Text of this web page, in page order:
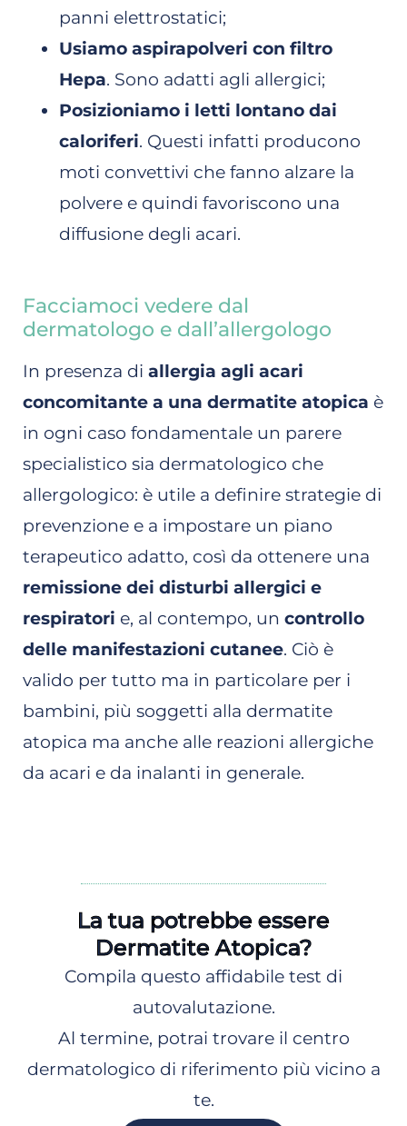
panni elettrostatici;
Usiamo aspirapolveri con filtro
Hepa. Sono adatti agli allergici;
Posizioniamo i letti lontano dai
caloriferi. Questi infatti producono
moti convettivi che fanno alzare la
polvere e quindi favoriscono una
diffusione degli acari.
Facciamoci vedere dal
dermatologo e dall’allergologo
In presenza di allergia agli acari
concomitante a una dermatite atopica è
in ogni caso fondamentale un parere
specialistico sia dermatologico che
allergologico: è utile a definire strategie di
prevenzione e a impostare un piano
terapeutico adatto, così da ottenere una
remissione dei disturbi allergici e
respiratori e, al contempo, un controllo
delle manifestazioni cutanee. Ciò è
valido per tutto ma in particolare per i
bambini, più soggetti alla dermatite
atopica ma anche alle reazioni allergiche
da acari e da inalanti in generale.
La tua potrebbe essere
Dermatite Atopica?
Compila questo affidabile test di
autovalutazione.
Al termine, potrai trovare il centro
dermatologico di riferimento più vicino a
te.